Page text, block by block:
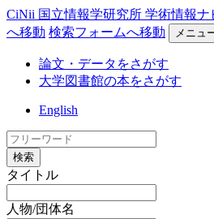
CiNii 国立情報学研究所 学術情報
へ移動 検索フォームへ移動 メニュ
論文・データをさがす
大学図書館の本をさがす
English
検索
タイトル
人物/団体名